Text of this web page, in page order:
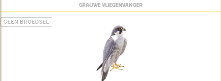
GRAUWE VLIEGENVANGER
GEEN BROEDSEL